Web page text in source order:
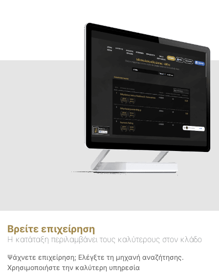
Βρείτε επιχείρηση
Η κατάταξη περιλαμβάνει τους καλύτερους στον κλάδο
Ψάχνετε επιχείρηση; Ελέγξτε τη μηχανή αναζήτησης.
Χρησιμοποιήστε την καλύτερη υπηρεσία